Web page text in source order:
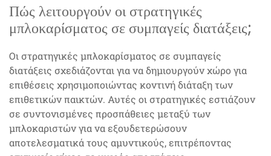
Πώς λειτουργούν οι στρατηγικές
μπλοκαρίσματος σε συμπαγείς διατάξεις;
Οι στρατηγικές μπλοκαρίσματος σε συμπαγείς
διατάξεις σχεδιάζονται για να δημιουργούν χώρο για
επιθέσεις χρησιμοποιώντας κοντινή διάταξη των
επιθετικών παικτών. Αυτές οι στρατηγικές εστιάζουν
σε συντονισμένες προσπάθειες μεταξύ των
μπλοκαριστών για να εξουδετερώσουν
αποτελεσματικά τους αμυντικούς, επιτρέποντας